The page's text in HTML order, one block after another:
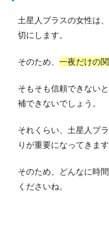
土星人プラスの女性は
切にします。
そのため、 一夜だけの
そもそも信頼できない
補できないでしょう。
それくらい、土星人プ
りが重要になってきます
そのため、どんなに時
くださいね。